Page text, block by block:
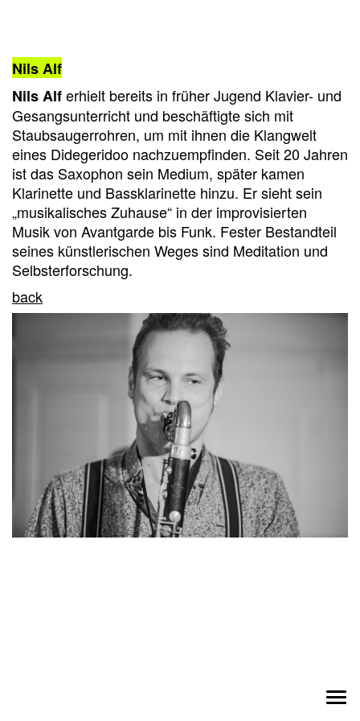
Nils Alf
Nils Alferhielt bereits in früher Jugend Klavier- und
Gesangsunterricht und beschäftigte sich mit
Staubsaugerrohren, um mit ihnen die Klangwelt
eines Didegeridoo nachzuempfinden. Seit 20 Jahren
ist das Saxophon sein Medium, später kamen
Klarinette und Bassklarinette hinzu. Er sieht sein
„musikalisches Zuhause“ in der improvisierten
Musik von Avantgarde bis Funk. Fester Bestandteil
seines künstlerischen Weges sind Meditation und
Selbsterforschung.
back